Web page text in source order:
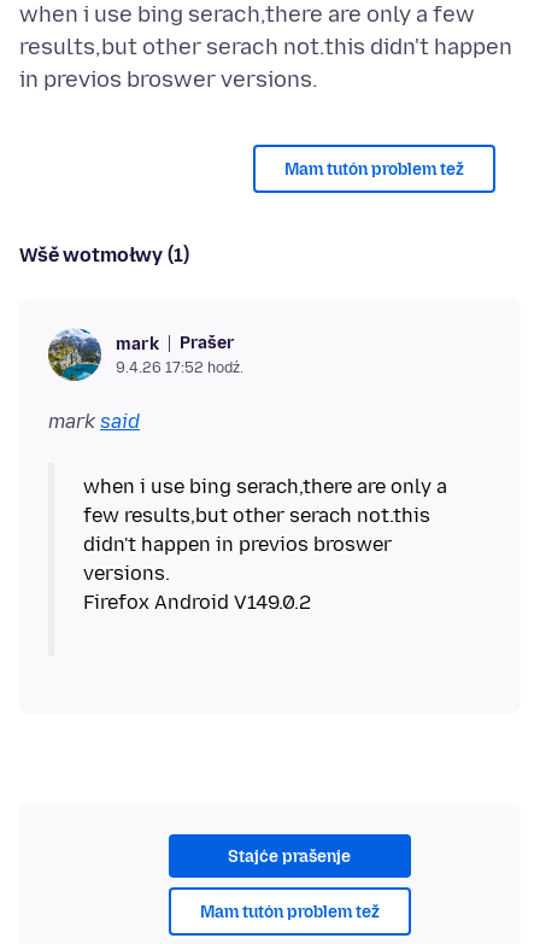
when i use bing serach,there are only a few
results,but other serach not.this didn't happen
in previos broswer versions.
Mam tutón problem tež
Wšě wotmołwy (1)
mark Prašer
9.4.26 17:52 hodź.
marksaid
when i use bing serach,there are only a
few results,but other serach not.this
didn't happen in previos broswer
versions.
Firefox Android V149.0.2
Stajće prašenje
Mam tutón problem tež